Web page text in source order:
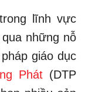
lĩnh vực
những nỗ
giáo dục
Phát (DTP